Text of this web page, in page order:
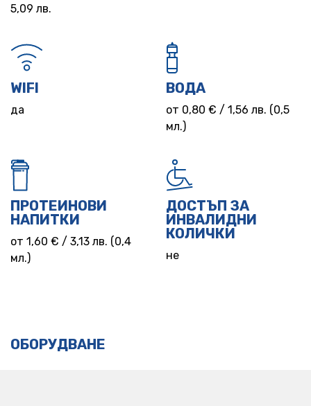
5,09 лв.
WIFI
да
ВОДА
от 0,80 € / 1,56 лв. (0,5
мл.)
ПРОТЕИНОВИ
НАПИТКИ
от 1,60 € / 3,13 лв. (0,4
мл.)
ДОСТЪП ЗА
ИНВАЛИДНИ
КОЛИЧКИ
не
ОБОРУДВАНЕ